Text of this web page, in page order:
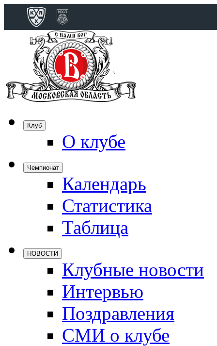
Клуб
О клубе
Чемпионат
Календарь
Статистика
Таблица
НОВОСТИ
Клубные новости
Интервью
Поздравления
СМИ о клубе